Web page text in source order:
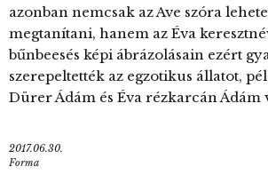
azonban nemcsak az Ave szóra
megtanítani, hanem az Éva
bűnbeesés képi ábrázolásain ezért
szerepeltették az egzotikus állatot,
Dürer Ádám és Éva rézkarcán Ádám
2017.06.30.
Forma